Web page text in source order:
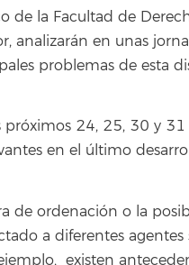
de la Facultad de
analizarán en unas
problemas de esta
24, 25, 30 y
en el último
de ordenación o la
a diferentes agentes
existen